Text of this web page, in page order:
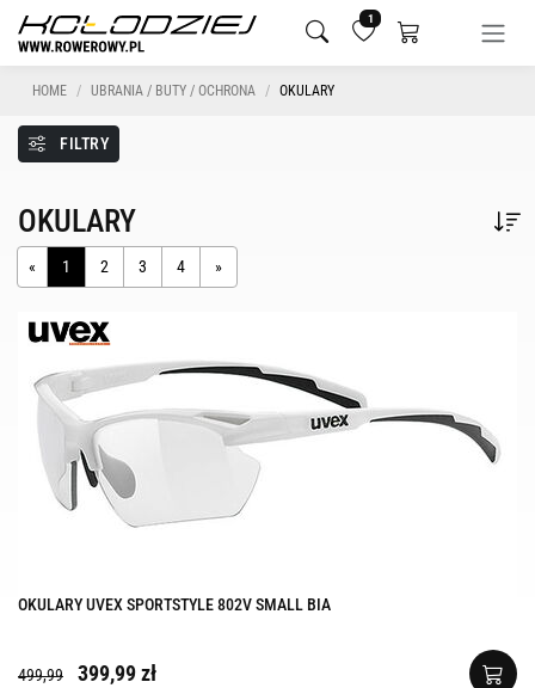
1
HOME UBRANIA / BUTY / OCHRONA OKULARY
FILTRY
OKULARY
« 1 2 3 4 »
OKULARY UVEX SPORTSTYLE 802V SMALL BIA
499,99 399,99 zł